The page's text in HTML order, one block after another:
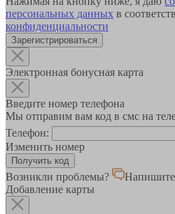
персональных данных в
конфиденциальности
Зарегистрироваться
Электронная бонусная карта
Введите номер телефона
Мы отправим вам код в смс на
Телефон:
Изменить номер
Возникли проблемы?
Добавление карты